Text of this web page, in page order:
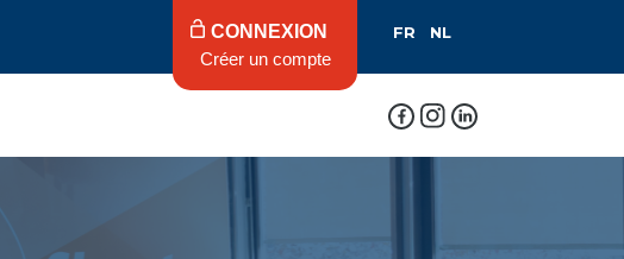
CONNEXION
Créer un compte
FR NL